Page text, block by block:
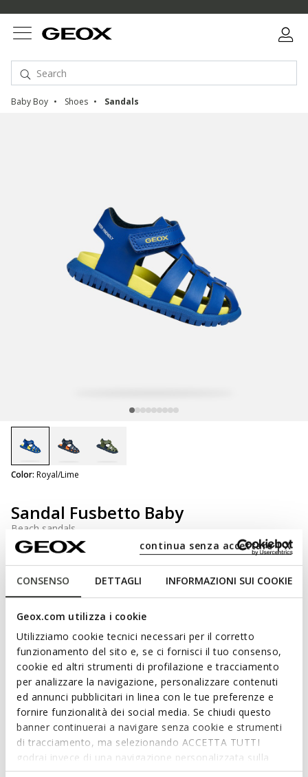
CONSENSO DETTAGLI INFORMAZIONI SUI COOKIE
Geox.com utilizza i cookie
Utilizziamo cookie tecnici necessari per il corretto
funzionamento del sito e, se ci fornisci il tuo consenso,
cookie ed altri strumenti di profilazione e tracciamento
per analizzare la navigazione, personalizzare contenuti
ed annunci pubblicitari in linea con le tue preferenze e
fornire funzionalità dei social media. Se chiudi questo
banner continuerai a navigare senza cookie e strumenti
di tracciamento, ma selezionando ACCETTA TUTTI
godrai invece di una navigazione personalizzata sulla
base dei tuoi gusti ed interessi. Selezionando
continua senza accettare | X
Baby Boy Shoes Sandals
Sandal Fusbetto Baby
Beach sandals
Color: Royal/Lime
selected
country you are currently in.
Description
Water-resistant baby sandal with quick-drying properties,
featuring a practical strap fastening. In this version mixing
royal blue and lime, it is made from a leather-effect material.
Comfortable and protective, Fusbetto is the ideal companion
for everyday adventures and first outdoor play.